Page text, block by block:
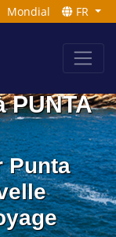
Mondial FR
PUNTA
Punta